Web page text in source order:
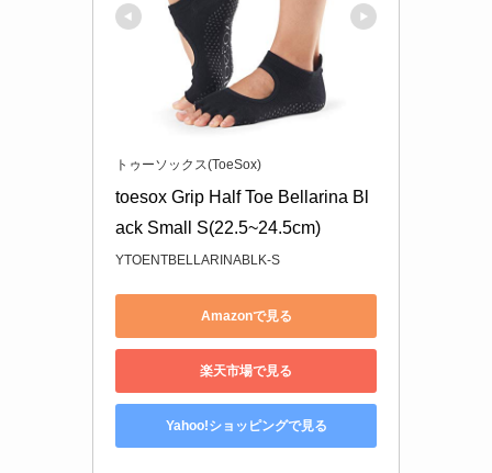
トゥーソックス(ToeSox)
toesox Grip Half Toe Bellarina Bl
ack Small S(22.5~24.5cm)
YTOENTBELLARINABLK-S
Amazonで見る
楽天市場で見る
Yahoo!ショッピングで見る